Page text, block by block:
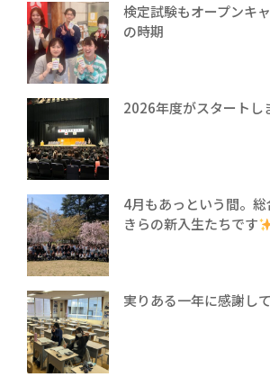
検定試験もオープンキ
の時期
2026年度がスタートし
4月もあっという間。
きらの新入生たちです
実りある一年に感謝して